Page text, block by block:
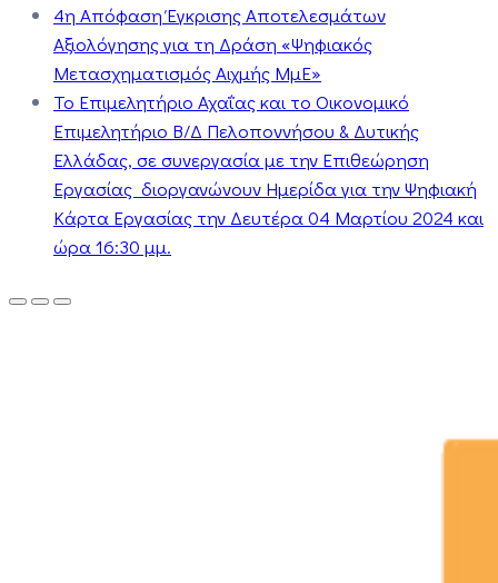
4η Απόφαση Έγκρισης Αποτελεσμάτων
Αξιολόγησης για τη Δράση «Ψηφιακός
Μετασχηματισμός Αιχμής ΜμΕ»
Το Επιμελητήριο Αχαΐας και το Οικονομικό
Επιμελητήριο Β/Δ Πελοποννήσου & Δυτικής
Ελλάδας, σε συνεργασία με την Επιθεώρηση
Εργασίας διοργανώνουν Ημερίδα για την Ψηφιακή
Κάρτα Εργασίας την Δευτέρα 04 Μαρτίου 2024 και
ώρα 16:30 μμ.